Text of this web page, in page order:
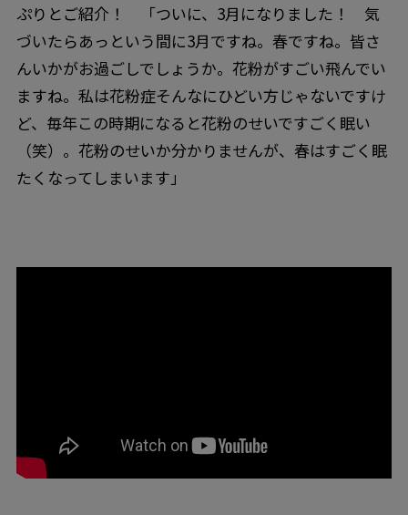
ぷりとご紹介！ 「ついに、3月になりました！ 気
づいたらあっという間に3月ですね。春ですね。皆さ
んいかがお過ごしでしょうか。花粉がすごい飛んでい
ますね。私は花粉症そんなにひどい方じゃないですけ
ど、毎年この時期になると花粉のせいですごく眠い
（笑）。花粉のせいか分かりませんが、春はすごく眠
たくなってしまいます」